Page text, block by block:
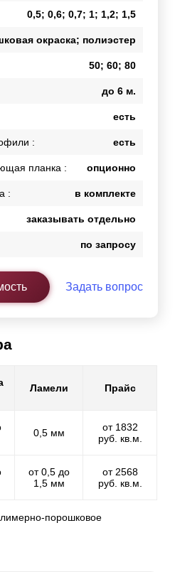
0,5; 0,6; 0,7; 1; 1,2; 1,5
окраска; полиэстер
50; 60; 80
до 6 м.
есть
: есть
планка : опционно
: в комплекте
заказывать отдельно
по запросу
Задать вопрос
Ламели Прайс
0,5 мм
от 1832
руб. кв.м.
от 0,5 до
1,5 мм
от 2568
руб. кв.м.
порошковое